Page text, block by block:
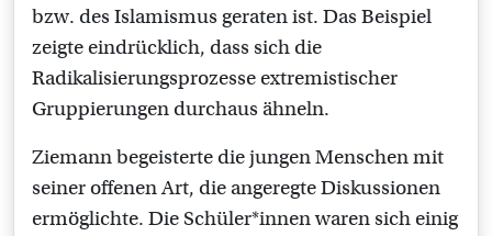
bzw. des Islamismus geraten ist. Das Beispiel
zeigte eindrücklich, dass sich die
Radikalisierungsprozesse extremistischer
Gruppierungen durchaus ähneln.
Ziemann begeisterte die jungen Menschen mit
seiner offenen Art, die angeregte Diskussionen
ermöglichte. Die Schüler*innen waren sich einig